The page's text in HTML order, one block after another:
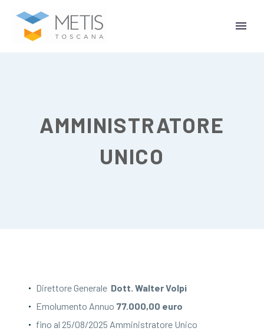
AMMINISTRATORE
UNICO
Direttore Generale ​ ​Dott. Walter Volpi
​Emolumento Annuo 77.000,00 euro
fino al 25/08/2025 Amministratore Unico